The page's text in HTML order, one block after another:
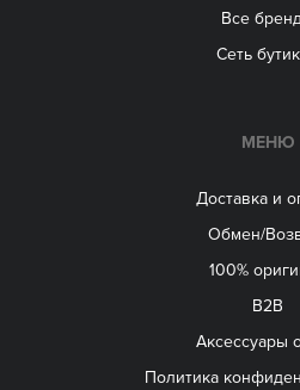
Все
Сеть
МЕНЮ
Доставка и
Обмен/
100%
B2B
Aксессуары
Политика